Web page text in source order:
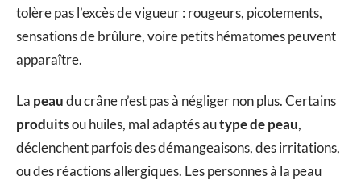
tolère pas l’excès de vigueur : rougeurs, picotements,
sensations de brûlure, voire petits hématomes peuvent
apparaître.
La peaudu crâne n’est pas à négliger non plus. Certains
produitsou huiles, mal adaptés autype de peau,
déclenchent parfois des démangeaisons, des irritations,
ou des réactions allergiques. Les personnes à la peau